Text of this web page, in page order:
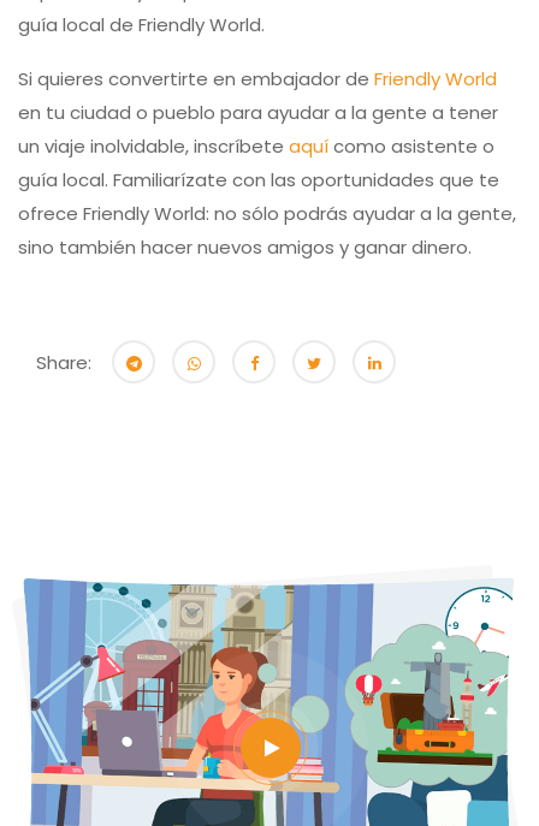
guía local de Friendly World.
Si quieres convertirte en embajador de Friendly World
en tu ciudad o pueblo para ayudar a la gente a tener
un viaje inolvidable, inscríbete aquícomo asistente o
guía local. Familiarízate con las oportunidades que te
ofrece Friendly World: no sólo podrás ayudar a la gente,
sino también hacer nuevos amigos y ganar dinero.
Share: